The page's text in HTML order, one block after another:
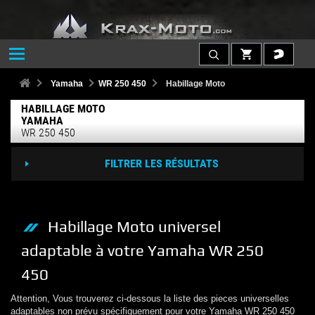
Yamaha WR 250 450 Habillage Moto
HABILLAGE MOTO
YAMAHA
WR 250 450
FILTRER LES RÉSULTATS
Habillage Moto universel
adaptable à votre Yamaha WR 250
450
Attention, Vous trouverez ci-dessous la liste des pieces universelles
adaptables non prévu spécifiquement pour votre Yamaha WR 250 450